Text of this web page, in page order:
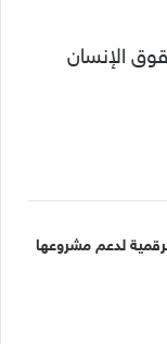
الإنسان
لدعم مشروعها